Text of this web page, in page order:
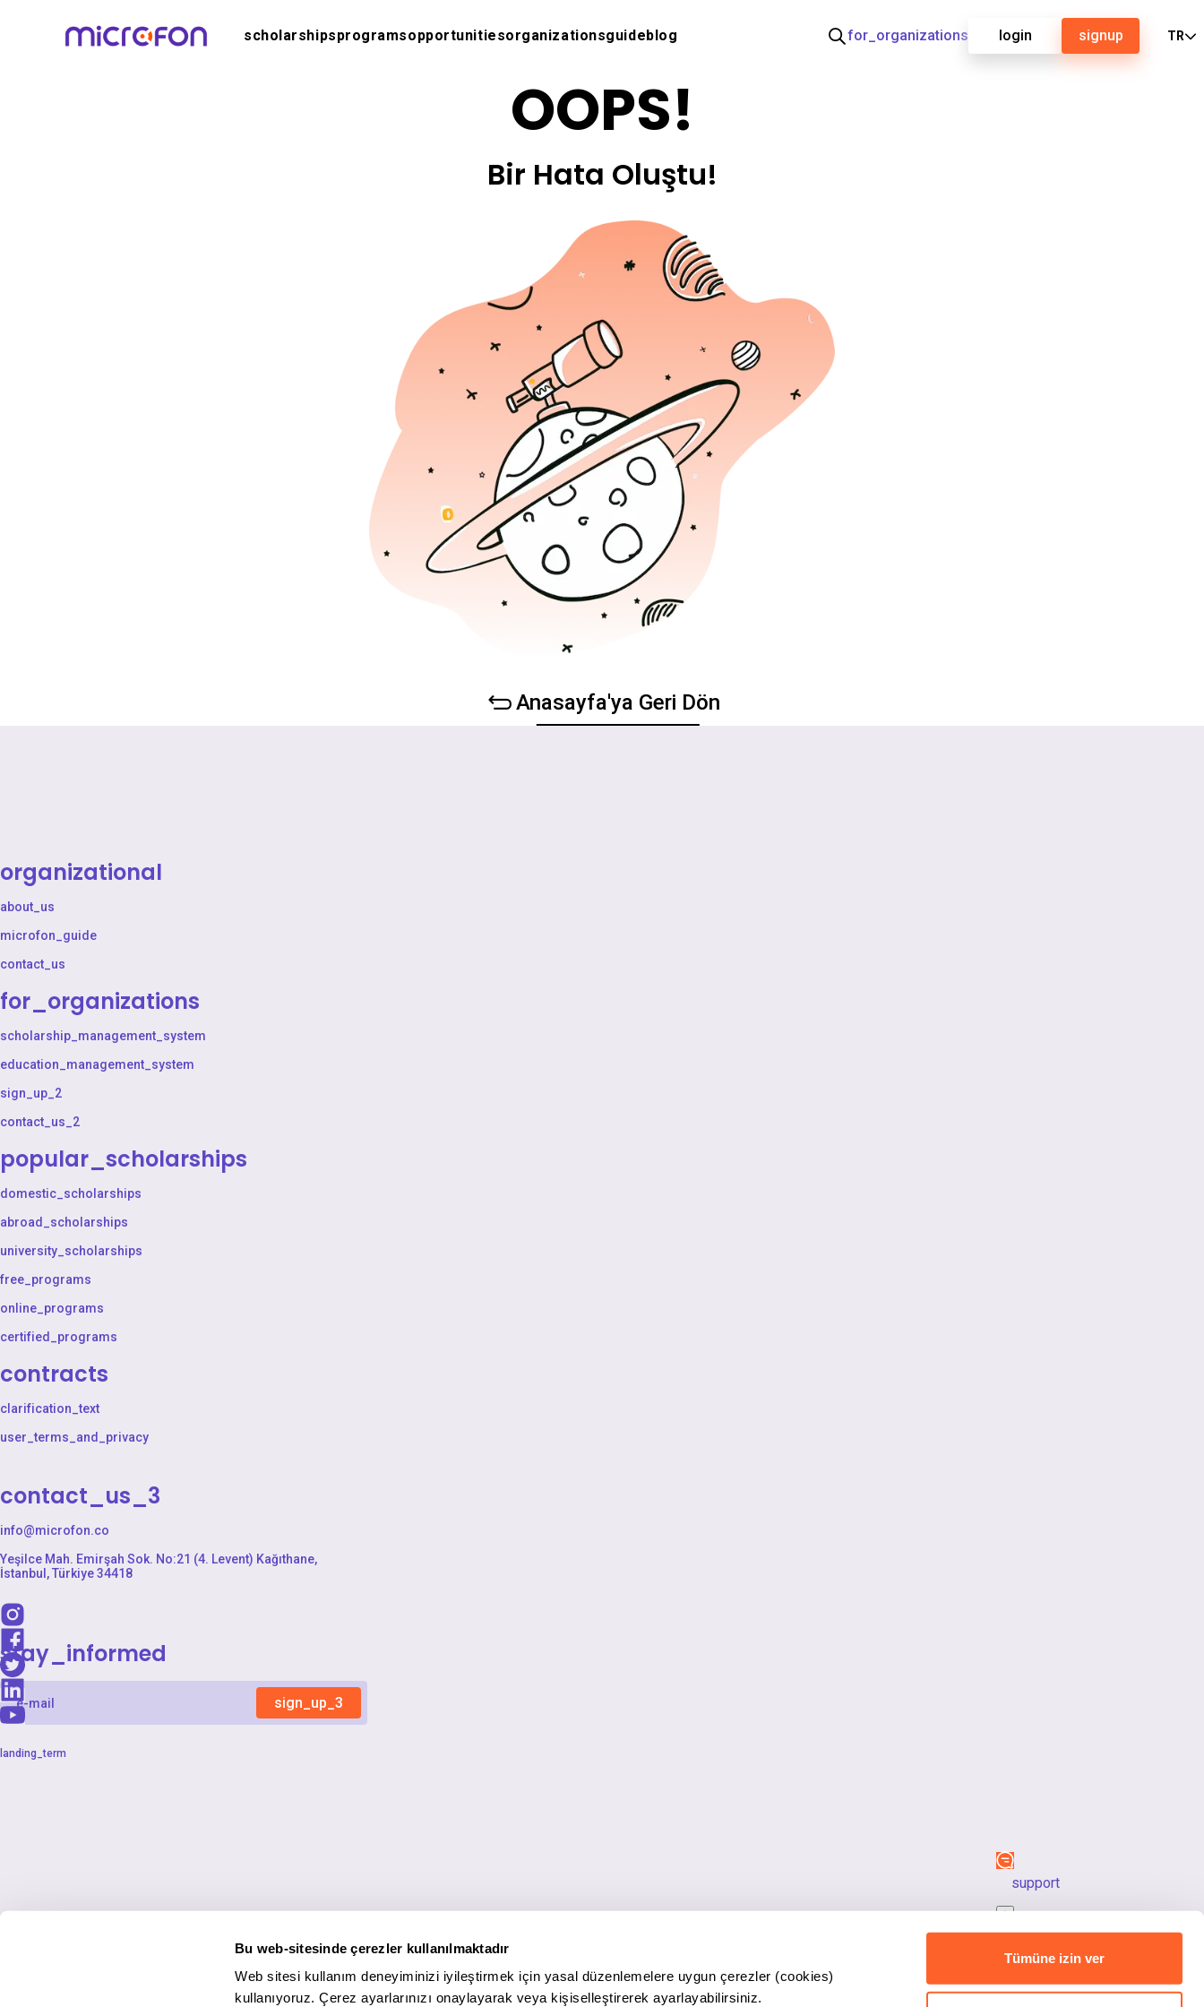
Bu web-sitesinde çerezler kullanılmaktadır
Web sitesi kullanım deneyiminizi iyileştirmek için yasal düzenlemelere uygun çerezler (cookies)
kullanıyoruz. Çerez ayarlarınızı onaylayarak veya kişiselleştirerek ayarlayabilirsiniz.
Tümüne izin ver
scholarshipsprogramsopportunitiesorganizationsguideblog for_organizations login signup TR
OOPS!
Bir Hata Oluştu!
Anasayfa'ya Geri Dön
organizational
about_us
microfon_guide
contact_us
for_organizations
scholarship_management_system
education_management_system
sign_up_2
contact_us_2
popular_scholarships
domestic_scholarships
abroad_scholarships
university_scholarships
free_programs
online_programs
certified_programs
contracts
clarification_text
user_terms_and_privacy
contact_us_3
info@microfon.co
Yeşilce Mah. Emirşah Sok. No:21 (4. Levent) Kağıthane,
İstanbul, Türkiye 34418
stay_informed
sign_up_3
landing_term
support